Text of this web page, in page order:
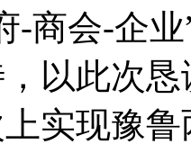
-商会-企
以此次
实现豫